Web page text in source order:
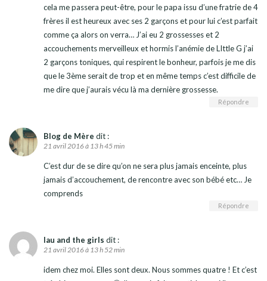
cela me passera peut-être, pour le papa issu d’une fratrie de 4
frères il est heureux avec ses 2 garçons et pour lui c’est parfait
comme ça alors on verra… J’ai eu 2 grossesses et 2
accouchements merveilleux et hormis l’anémie de LIttle G j’ai
2 garçons toniques, qui respirent le bonheur, parfois je me dis
que le 3ème serait de trop et en même temps c’est difficile de
me dire que j’aurais vécu là ma dernière grossesse.
Répondre
Blog de Mère dit :
21 avril 2016 à 13 h 45 min
C’est dur de se dire qu’on ne sera plus jamais enceinte, plus
jamais d’accouchement, de rencontre avec son bébé etc… Je
comprends
Répondre
lau and the girls dit :
21 avril 2016 à 13 h 52 min
idem chez moi. Elles sont deux. Nous sommes quatre ! Et c’est